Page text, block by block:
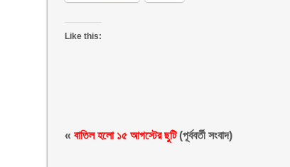
Like this:
«বাতিল হলো ১৫ আগস্টের ছুটি(পূর্ববর্তী সংবাদ)